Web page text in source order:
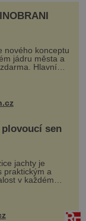
nového konceptu
jádru města a
Hlavní
na Karlově a
burčák, pes...
sen
jachty je
praktickým a
v každém
Fendi
její
nabízí